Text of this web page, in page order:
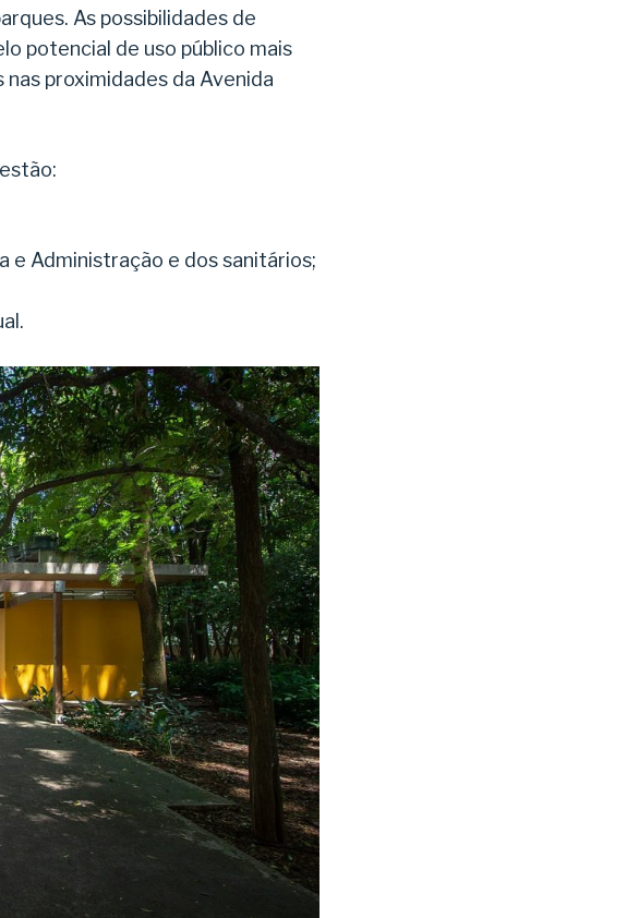
As possibilidades de
potencial de uso público mais
proximidades da Avenida
estão:
e Administração e dos sanitários;